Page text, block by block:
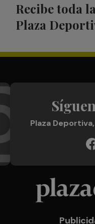
Recibe toda
Plaza
Plaza